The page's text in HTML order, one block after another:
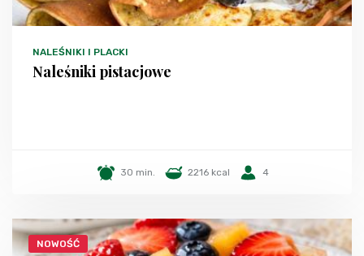
NALEŚNIKI I PLACKI
Naleśniki pistacjowe
30 min. 2216 kcal 4
NOWOŚĆ